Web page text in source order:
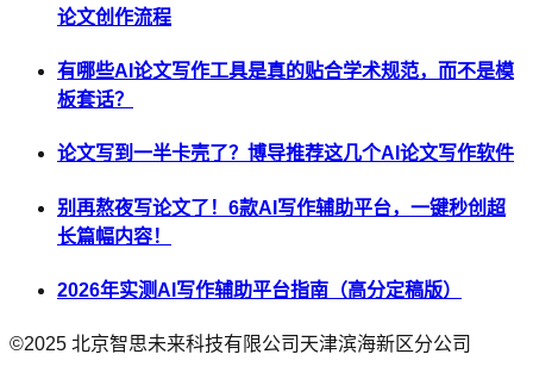
论文创作流程
有哪些AI论文写作工具是真的贴合学术规范，而不是模
板套话？
论文写到一半卡壳了？博导推荐这几个AI论文写作软件
别再熬夜写论文了！6款AI写作辅助平台，一键秒创超
长篇幅内容！
2026年实测AI写作辅助平台指南（高分定稿版）
©2025 北京智思未来科技有限公司天津滨海新区分公司